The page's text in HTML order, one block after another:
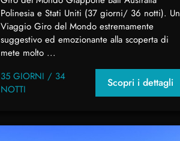
Polinesia e Stati Uniti (37 giorni/ 36 notti). Un
Viaggio Giro del Mondo estremamente
suggestivo ed emozionante alla scoperta di
mete molto ...
35 GIORNI / 34
NOTTI
Scopri i dettagli